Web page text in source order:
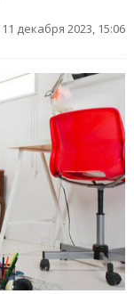
11 декабря 2023, 15:06